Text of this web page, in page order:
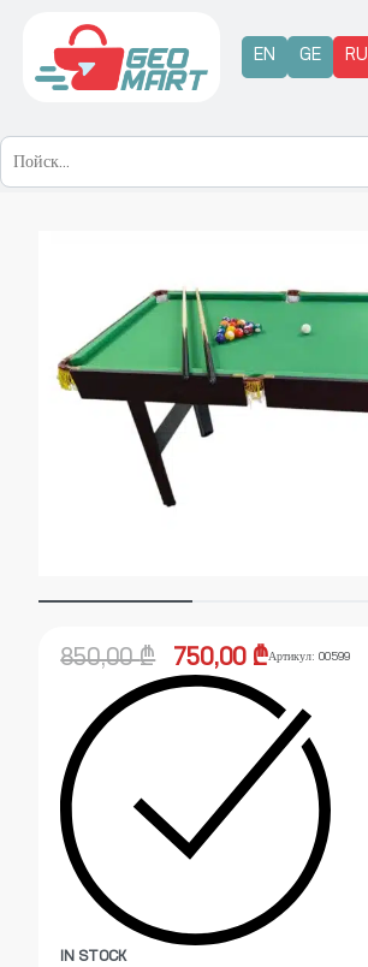
EN GE RU
850,00₾ 750,00 ₾Артикул: 00599
IN STOCK